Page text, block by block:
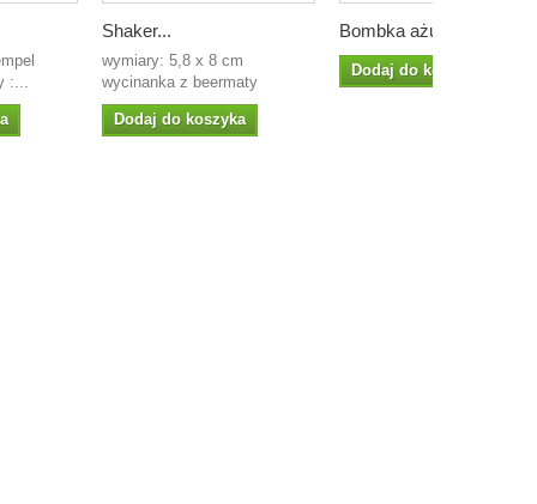
:...
Shaker...
wymiary: 5,8 x 8 cm
wycinanka z beermaty
Dodaj do koszyka
Bombka ażur...
Dodaj do koszyka